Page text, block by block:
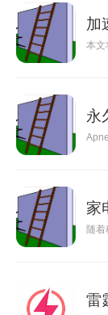
加
本文
永
家
随
雷